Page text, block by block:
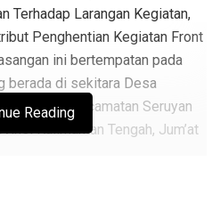
Terhadap Larangan Kegiatan,
Penghentian Kegiatan Front
ini bertempatan pada
berada di sekitara Desa
Hulu Kecamatan Seruyan
Kalimantan Tengah, Jum’at
Reading